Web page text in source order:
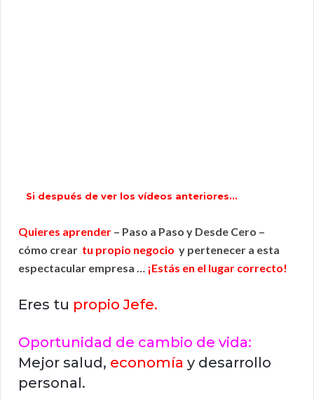
Si después de ver los vídeos anteriores…
Quieres aprender – Paso a Paso y Desde Cero –
cómo crear tu propio negocio y pertenecer a esta
espectacular empresa … ¡Estás en el lugar correcto!
Eres tu propio Jefe.
Oportunidad de cambio de vida:
Mejor salud, economía y desarrollo
personal.